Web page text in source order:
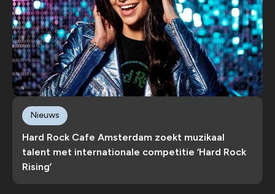
Hard Rock Cafe Amsterdam zoekt muzikaal
talent met internationale competitie ‘Hard Rock
Rising’
Nieuws